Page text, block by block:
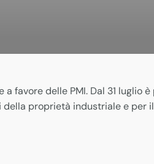
favore delle PMI. Dal 31 luglio
proprietà industriale e per il